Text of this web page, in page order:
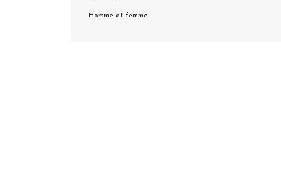
Homme et femme